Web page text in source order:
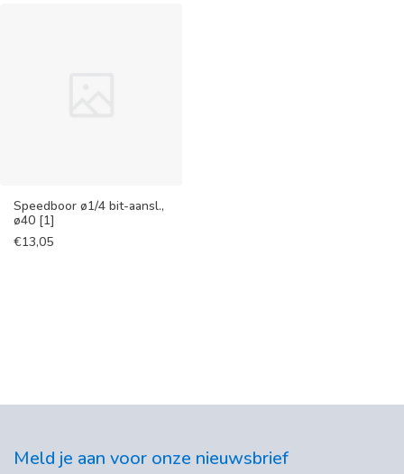
Speedboor ø1/4 bit-aansl.,
ø40 [1]
€13,05
Meld je aan voor onze nieuwsbrief